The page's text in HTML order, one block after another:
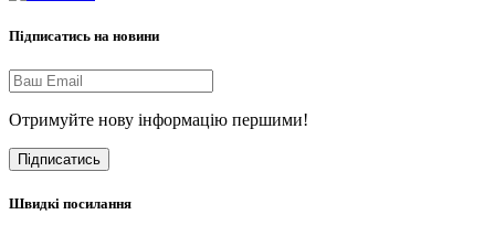
Підписатись на новини
Отримуйте нову інформацію першими!
Підписатись
Швидкі посилання